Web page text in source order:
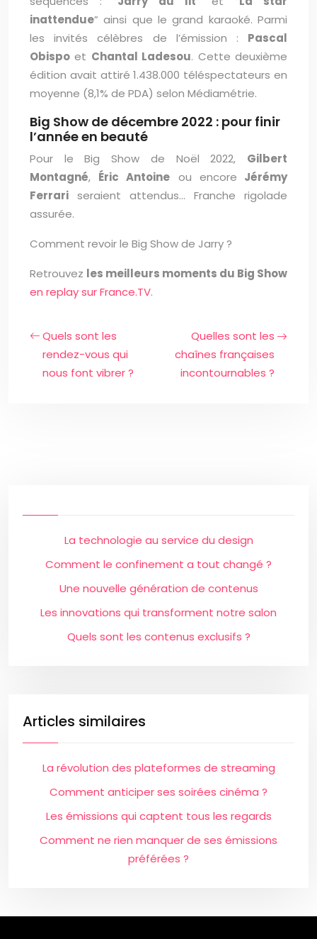
inattendue” ainsi que le grand karaoké. Parmi
les invités célèbres de l’émission : Pascal
Obispo et Chantal Ladesou. Cette deuxième
édition avait attiré 1.438.000 téléspectateurs en
moyenne (8,1% de PDA) selon Médiamétrie.
Big Show de décembre 2022 : pour finir
l’année en beauté
Pour le Big Show de Noël 2022, Gilbert
Montagné, Éric Antoine ou encore Jérémy
Ferrari seraient attendus… Franche rigolade
assurée.
Comment revoir le Big Show de Jarry ?
Retrouvez les meilleurs moments du Big Show
en replay sur France.TV.
Quels sont les
rendez-vous qui
nous font vibrer ?
Quelles sont les
chaînes françaises
incontournables ?
La technologie au service du design
Comment le confinement a tout changé ?
Une nouvelle génération de contenus
Les innovations qui transforment notre salon
Quels sont les contenus exclusifs ?
Articles similaires
La révolution des plateformes de streaming
Comment anticiper ses soirées cinéma ?
Les émissions qui captent tous les regards
Comment ne rien manquer de ses émissions
préférées ?